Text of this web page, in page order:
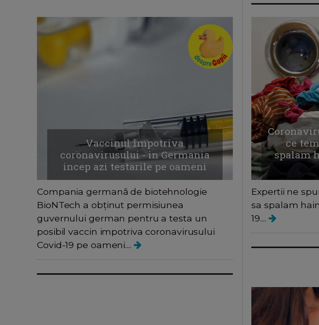
Vaccinul împotriva
coronavirusului - in Germania
incep azi testarile pe oameni
Compania germană de biotehnologie
BioNTech a obținut permisiunea
guvernului german pentru a testa un
posibil vaccin impotriva coronavirusului
Covid-19 pe oameni....
ce
spalam
Expertii ne
sa spalam
19....